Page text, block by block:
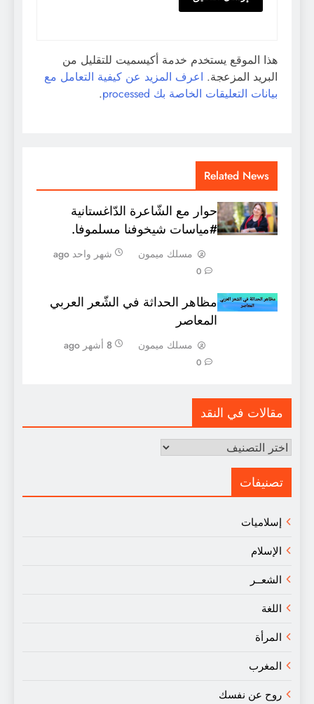
هذا الموقع يستخدم خدمة أكيسميت للتقليل من
البريد المزعجة. اعرف المزيد عن كيفية التعامل مع
بيانات التعليقات الخاصة بك processed
.
Related News
حوار مع الشّاعرة الدّاغستانية
#مياسات شيخوفنا مسلموفا.
مسلك ميمون شهر واحد ago
0
مظاهر الحداثة في الشّعر العربي
المعاصر
مسلك ميمون 8 أشهر ago
0
مقالات في النقد
مقالات
النقد
تصنيفات
إسلاميات
الإسلام
الشعــر
اللغة
المرأة
المغرب
روح عن نفسك